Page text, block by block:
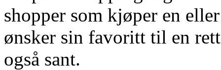
shopper som kjøper en
ønsker sin favoritt til en
også sant.